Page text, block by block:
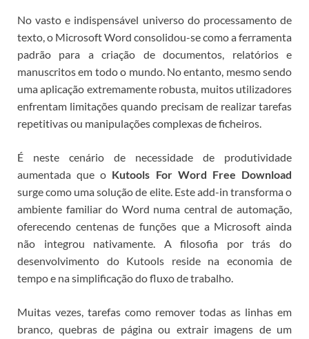
No vasto e indispensável universo do processamento de
texto, o Microsoft Word consolidou-se como a ferramenta
padrão para a criação de documentos, relatórios e
manuscritos em todo o mundo. No entanto, mesmo sendo
uma aplicação extremamente robusta, muitos utilizadores
enfrentam limitações quando precisam de realizar tarefas
repetitivas ou manipulações complexas de ficheiros.
É neste cenário de necessidade de produtividade
aumentada que o Kutools For Word Free Download
surge como uma solução de elite. Este add-in transforma o
ambiente familiar do Word numa central de automação,
oferecendo centenas de funções que a Microsoft ainda
não integrou nativamente. A filosofia por trás do
desenvolvimento do Kutools reside na economia de
tempo e na simplificação do fluxo de trabalho.
Muitas vezes, tarefas como remover todas as linhas em
branco, quebras de página ou extrair imagens de um